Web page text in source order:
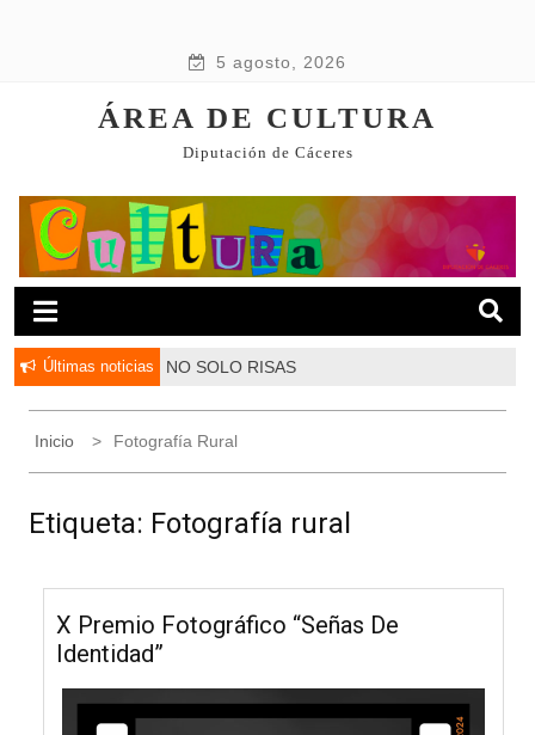
5 agosto, 2026
ÁREA DE CULTURA
Diputación de Cáceres
Últimas noticias NO SOLO RISAS
Inicio Fotografía Rural
Etiqueta: Fotografía rural
X Premio Fotográfico “Señas De
Identidad”